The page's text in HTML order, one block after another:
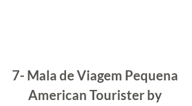
7- Mala de Viagem Pequena
American Tourister by